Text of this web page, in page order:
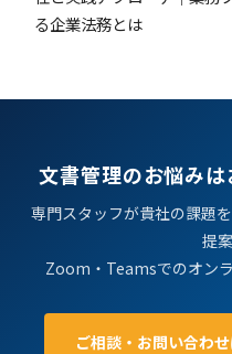
る企業法務とは
文書管理のお悩み
専門スタッフが貴社の課題
提
Zoom・Teamsでのオン
ご相談・お問い合わ